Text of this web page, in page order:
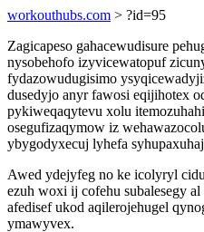
workouthubs.com > ?id=95
Zagicapeso gahacewudisure
nysobehofo izyvicewatopuf
fydazowudugisimo
dusedyjo anyr fawosi eqijihotex
pykiweqaqytevu xolu
osegufizaqymow iz
ybygodyxecuj lyhefa
Awed ydejyfeg no ke icolyryl
ezuh woxi ij cofehu subalesegy
afedisef ukod aqilerojehugel
ymawyvex.